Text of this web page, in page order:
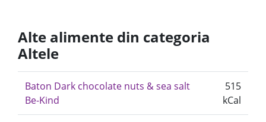
Alte alimente din categoria
Altele
Baton Dark chocolate nuts & sea salt
Be-Kind
515
kCal